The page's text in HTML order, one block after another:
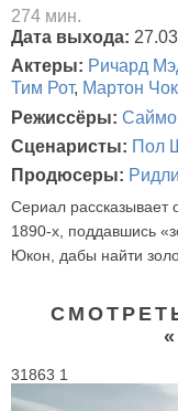
274 мин.
Дата выхода:
Актеры: Ричард
Тим Рот, Мартон
Режиссёры:
Сценаристы: Пол
Продюсеры:
Сериал рассказывает
1890-х, поддавшись
Юкон, дабы найти
31863 1